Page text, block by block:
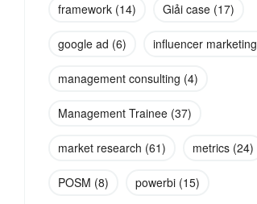
framework (14) Giải case (17)
google ad (6) influencer marketing
management consulting (4)
Management Trainee (37)
market research (61) metrics (24)
POSM (8) powerbi (15)